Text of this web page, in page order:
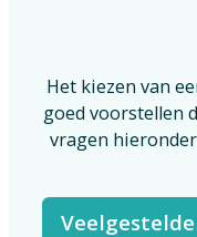
Het kiezen van
goed voorstellen
vragen